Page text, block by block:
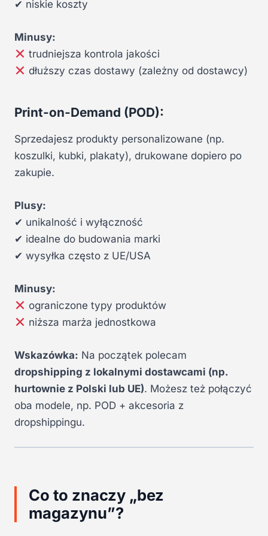
✔ niskie koszty
Minusy:
trudniejsza kontrola jakości
dłuższy czas dostawy (zależny od dostawcy)
Print-on-Demand (POD):
Sprzedajesz produkty personalizowane (np.
koszulki, kubki, plakaty), drukowane dopiero po
zakupie.
Plusy:
✔ unikalność i wyłączność
✔ idealne do budowania marki
✔ wysyłka często z UE/USA
Minusy:
ograniczone typy produktów
niższa marża jednostkowa
Wskazówka: Na początek polecam
dropshipping z lokalnymi dostawcami (np.
hurtownie z Polski lub UE). Możesz też połączyć
oba modele, np. POD + akcesoria z
dropshippingu.
Co to znaczy „bez
magazynu”?